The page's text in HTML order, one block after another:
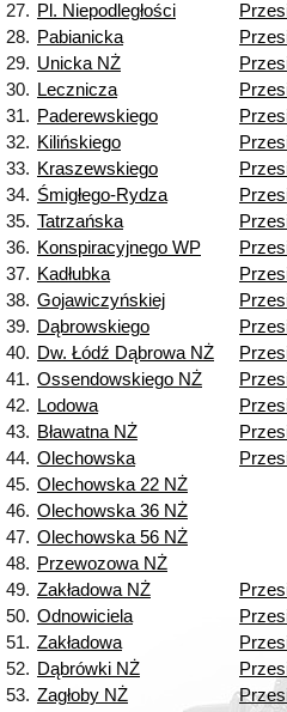
27. Pl. Niepodległości
28. Pabianicka
29. Unicka NŻ
30. Lecznicza
31. Paderewskiego
32. Kilińskiego
33. Kraszewskiego
34. Śmigłego-Rydza
35. Tatrzańska
36. Konspiracyjnego WP
37. Kadłubka
38. Gojawiczyńskiej
39. Dąbrowskiego
40. Dw. Łódź Dąbrowa NŻ
41. Ossendowskiego NŻ
42. Lodowa
43. Bławatna NŻ
44. Olechowska
45. Olechowska 22 NŻ
46. Olechowska 36 NŻ
47. Olechowska 56 NŻ
48. Przewozowa NŻ
49. Zakładowa NŻ
50. Odnowiciela
51. Zakładowa
52. Dąbrówki NŻ
53. Zagłoby NŻ